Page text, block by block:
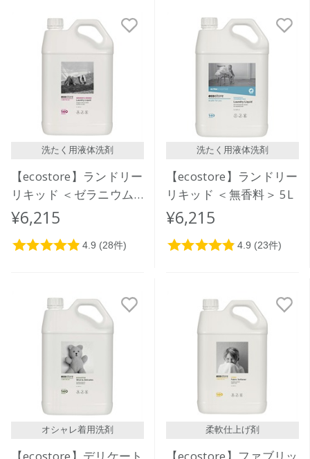
洗たく用液体洗剤
【ecostore】ランドリー
リキッド ＜ゼラニウム
＆オレンジ＞5L
¥6,215
洗たく用液体洗剤
【ecostore】ランドリー
リキッド ＜無香料＞ 5L
¥6,215
オシャレ着用洗剤 柔軟仕上げ剤